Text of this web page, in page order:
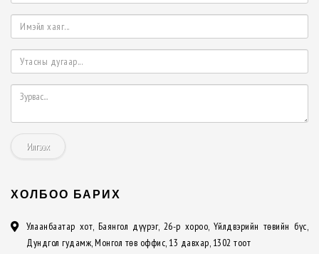
Илгээх
ХОЛБОО БАРИХ
Улаанбаатар хот, Баянгол дүүрэг, 26-р хороо, Үйлдвэрийн төвийн бүс,
Дундгол гудамж, Монгол төв оффис, 13 давхар, 1302 тоот